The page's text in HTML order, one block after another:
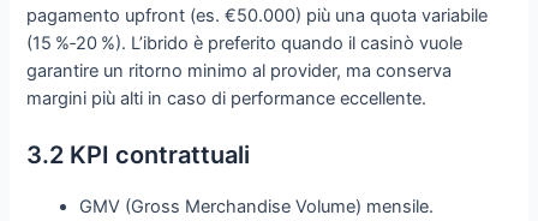
pagamento upfront (es. €50.000) più una quota variabile
(15 %‑20 %). L’ibrido è preferito quando il casinò vuole
garantire un ritorno minimo al provider, ma conserva
margini più alti in caso di performance eccellente.
3.2 KPI contrattuali
GMV (Gross Merchandise Volume) mensile.